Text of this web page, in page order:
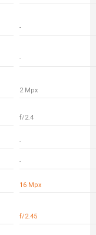
-
-
2 Mpx
f/2.4
-
-
16 Mpx
f/2.45